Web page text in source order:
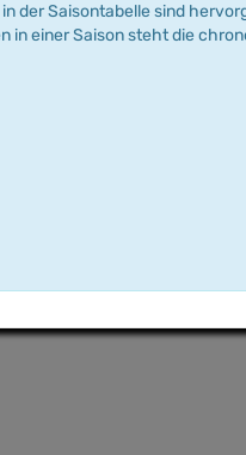
der Saisontabelle sind
in einer Saison steht die